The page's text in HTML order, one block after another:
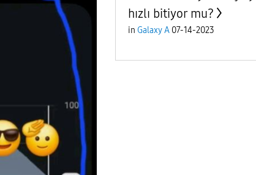
hızlı bitiyor mu?
in Galaxy A 07-14-2023